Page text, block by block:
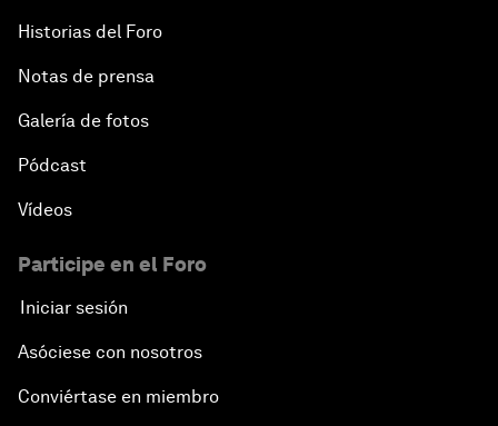
Historias del Foro
Notas de prensa
Galería de fotos
Pódcast
Vídeos
Participe en el Foro
Iniciar sesión
Asóciese con nosotros
Conviértase en miembro